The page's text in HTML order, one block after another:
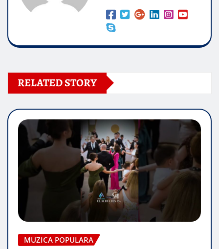
RELATED STORY
MUZICA POPULARA